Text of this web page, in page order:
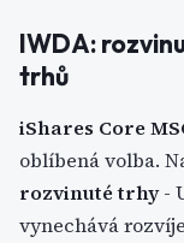
IWDA:
trhů
iShares Core
oblíbená volba.
rozvinuté trhy-
vynechává